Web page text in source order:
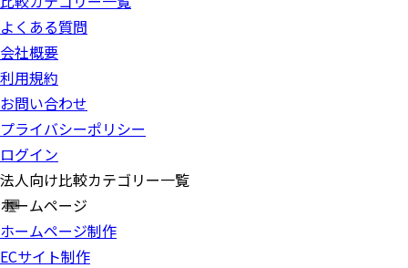
よくある質問
会社概要
利用規約
お問い合わせ
プライバシーポリシー
ログイン
法人向け比較カテゴリー一覧
ホームページ
ホームページ制作
ECサイト制作